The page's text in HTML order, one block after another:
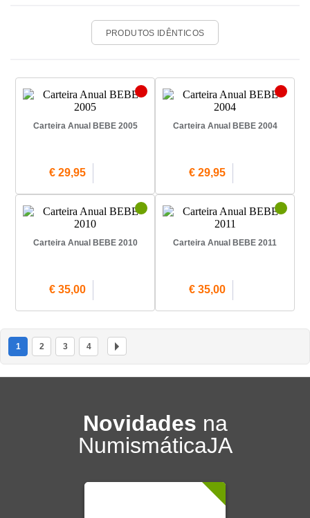
PRODUTOS IDÊNTICOS
Carteira Anual BEBE 2005
€ 29,95
Carteira Anual BEBE 2004
€ 29,95
Carteira Anual BEBE 2010
€ 35,00
Carteira Anual BEBE 2011
€ 35,00
1 2 3 4
Novidades na
NumismáticaJA